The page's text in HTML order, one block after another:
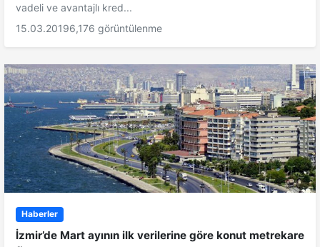
vadeli ve avantajlı kred...
15.03.20196,176 görüntülenme
Haberler
İzmir’de Mart ayının ilk verilerine göre konut metrekare